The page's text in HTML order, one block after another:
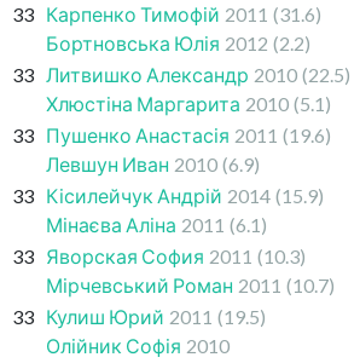
33 Карпенко Тимофій 2011 (31.6)
Бортновська Юлія 2012 (2.2)
33
Литвишко Александр 2010 (22.5)
Хлюстіна Маргарита 2010 (5.1)
33 Пушенко Анастасія 2011 (19.6)
Левшун Иван 2010 (6.9)
33 Кісилейчук Андрій 2014 (15.9)
Мінаєва Аліна 2011 (6.1)
33 Яворская София 2011 (10.3)
Мірчевський Роман 2011 (10.7)
33 Кулиш Юрий 2011 (19.5)
Олійник Софія 2010